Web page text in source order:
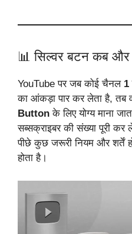
📊 सिल्वर बटन कब और
YouTube पर जब कोई चैनल 1
का आंकड़ा पार कर लेता है, तब
Button के लिए योग्य माना
सब्सक्राइबर की संख्या पूरी कर
पीछे कुछ जरूरी नियम और शर्तें
होता है।